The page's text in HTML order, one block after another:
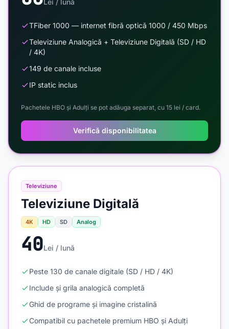
Televiziune
Televiziune Digitală
4K HD SD Analog
40Lei / lună
Peste 130 de canale digitale (SD / HD / 4K)
Include și grila analogică completă
Ghid de programe și imagine cristalină
Compatibil cu pachetele premium HBO și Adulți
Lei / lună
TFiber 1000 — internet fibră optică 1000 / 450 Mbps
Televiziune Analogică + Televiziune Digitală (SD / HD
/ 4K)
149 de canale incluse
IP static inclus
Pachetele HBO și Adulți se pot adăuga separat, cu 15 lei / card.
Verifică disponibilitatea